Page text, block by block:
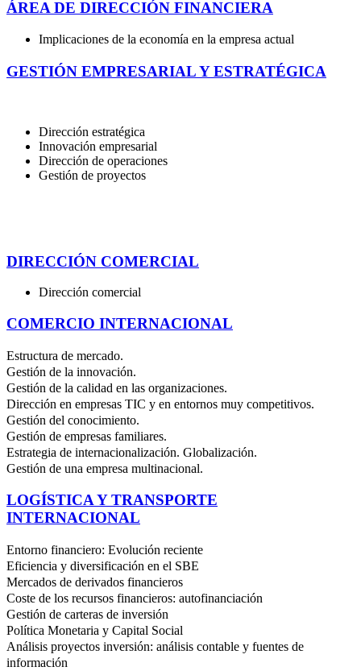
ÁREA DE DIRECCIÓN FINANCIERA
Implicaciones de la economía en la empresa actual
GESTIÓN EMPRESARIAL Y ESTRATÉGICA
Dirección estratégica
Innovación empresarial
Dirección de operaciones
Gestión de proyectos
DIRECCIÓN COMERCIAL
Dirección comercial
COMERCIO INTERNACIONAL
Estructura de mercado.
Gestión de la innovación.
Gestión de la calidad en las organizaciones.
Dirección en empresas TIC y en entornos muy competitivos.
Gestión del conocimiento.
Gestión de empresas familiares.
Estrategia de internacionalización. Globalización.
Gestión de una empresa multinacional.
LOGÍSTICA Y TRANSPORTE
INTERNACIONAL
Entorno financiero: Evolución reciente
Eficiencia y diversificación en el SBE
Mercados de derivados financieros
Coste de los recursos financieros: autofinanciación
Gestión de carteras de inversión
Política Monetaria y Capital Social
Análisis proyectos inversión: análisis contable y fuentes de
información